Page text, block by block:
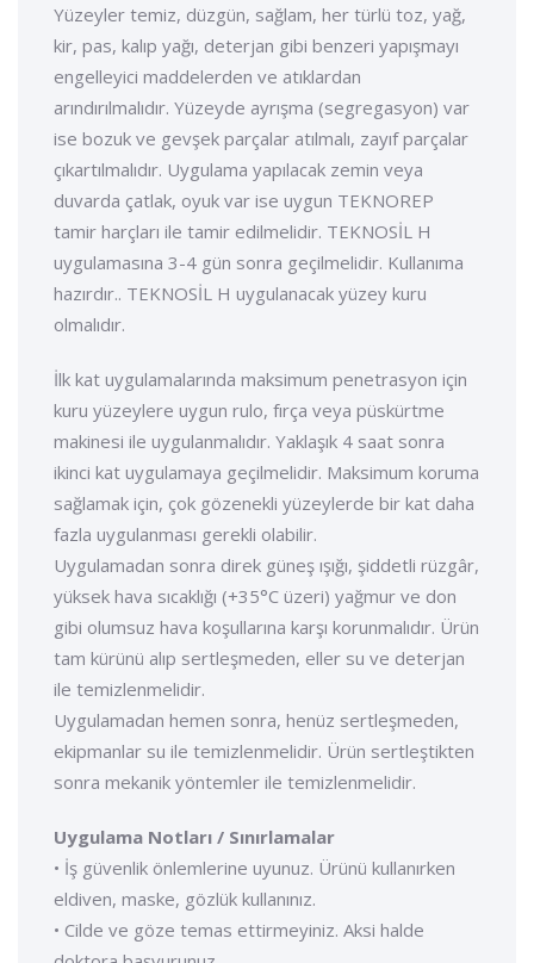
Yüzeyler temiz, düzgün, sağlam, her türlü toz, yağ,
kir, pas, kalıp yağı, deterjan gibi benzeri yapışmayı
engelleyici maddelerden ve atıklardan
arındırılmalıdır. Yüzeyde ayrışma (segregasyon) var
ise bozuk ve gevşek parçalar atılmalı, zayıf parçalar
çıkartılmalıdır. Uygulama yapılacak zemin veya
duvarda çatlak, oyuk var ise uygun TEKNOREP
tamir harçları ile tamir edilmelidir. TEKNOSİL H
uygulamasına 3-4 gün sonra geçilmelidir. Kullanıma
hazırdır.. TEKNOSİL H uygulanacak yüzey kuru
olmalıdır.
İlk kat uygulamalarında maksimum penetrasyon için
kuru yüzeylere uygun rulo, fırça veya püskürtme
makinesi ile uygulanmalıdır. Yaklaşık 4 saat sonra
ikinci kat uygulamaya geçilmelidir. Maksimum koruma
sağlamak için, çok gözenekli yüzeylerde bir kat daha
fazla uygulanması gerekli olabilir.
Uygulamadan sonra direk güneş ışığı, şiddetli rüzgâr,
yüksek hava sıcaklığı (+35°C üzeri) yağmur ve don
gibi olumsuz hava koşullarına karşı korunmalıdır. Ürün
tam kürünü alıp sertleşmeden, eller su ve deterjan
ile temizlenmelidir.
Uygulamadan hemen sonra, henüz sertleşmeden,
ekipmanlar su ile temizlenmelidir. Ürün sertleştikten
sonra mekanik yöntemler ile temizlenmelidir.
Uygulama Notları / Sınırlamalar
• İş güvenlik önlemlerine uyunuz. Ürünü kullanırken
eldiven, maske, gözlük kullanınız.
• Cilde ve göze temas ettirmeyiniz. Aksi halde